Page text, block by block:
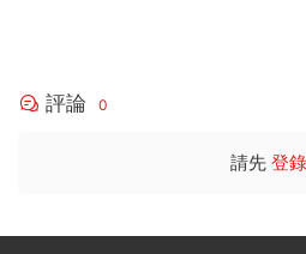
評論 0
請先 登錄